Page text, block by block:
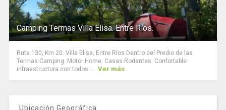
Camping Termas Villa Elisa. Entre Ríos.
Ruta 130, Km 20. Villa Elisa, Entre Ríos Dentro del Predio de las
Termas Camping. Motor Home. Casas Rodantes. Confortable
infraestructura con todos ... Ver más
Ubicación Geográfica